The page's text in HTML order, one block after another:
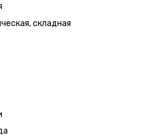
складная